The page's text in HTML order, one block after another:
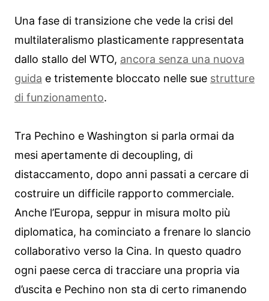
Una fase di transizione che vede la crisi del
multilateralismo plasticamente rappresentata
dallo stallo del WTO, ancora senza una nuova
guida e tristemente bloccato nelle sue strutture
di funzionamento.
Tra Pechino e Washington si parla ormai da
mesi apertamente di decoupling, di
distaccamento, dopo anni passati a cercare di
costruire un difficile rapporto commerciale.
Anche l’Europa, seppur in misura molto più
diplomatica, ha cominciato a frenare lo slancio
collaborativo verso la Cina. In questo quadro
ogni paese cerca di tracciare una propria via
d’uscita e Pechino non sta di certo rimanendo